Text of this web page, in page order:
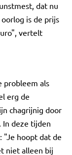
dat nu
is de prijs
vertelt
probleem als
erg de
chagrijnig door
In deze tijden
"Je hoopt dat de
niet alleen bij